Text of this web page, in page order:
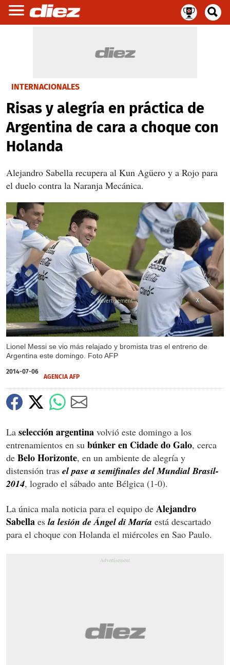
INTERNACIONALES
Risas y alegría en práctica de
Argentina de cara a choque con
Holanda
Alejandro Sabella recupera al Kun Agüero y a Rojo para
el duelo contra la Naranja Mecánica.
Lionel Messi se vio más relajado y bromista tras el entreno de
Argentina este domingo. Foto AFP
X
2014-07-06
AGENCIA AFP
La selección argentina volvió este domingo a los
entrenamientos en su búnker en Cidade do Galo, cerca
de Belo Horizonte, en un ambiente de alegría y
distensión tras el pase a semifinales del Mundial Brasil-
2014, logrado el sábado ante Bélgica (1-0).
La única mala noticia para el equipo de Alejandro
Sabella es la lesión de Ángel di María está descartado
para el choque con Holanda el miércoles en Sao Paulo.